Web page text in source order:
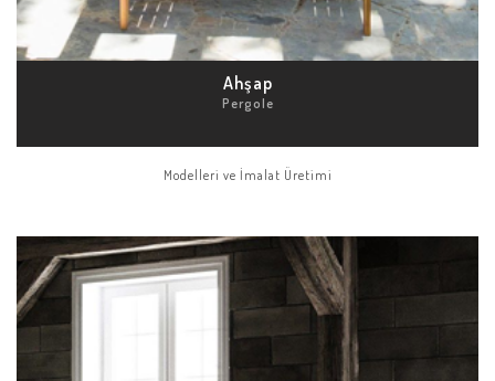
Ahşap
Pergole
Modelleri ve İmalat Üretimi